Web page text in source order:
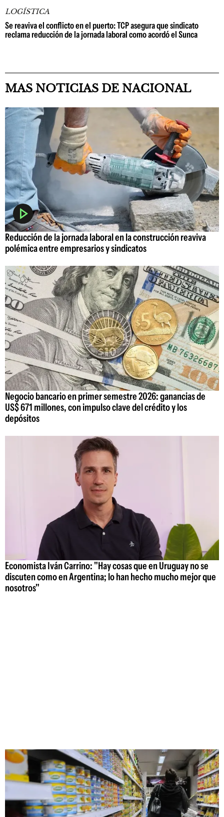
LOGÍSTICA
Se reaviva el conflicto en el puerto: TCP asegura que sindicato
reclama reducción de la jornada laboral como acordó el Sunca
MAS NOTICIAS DE NACIONAL
Reducción de la jornada laboral en la construcción reaviva
polémica entre empresarios y sindicatos
Negocio bancario en primer semestre 2026: ganancias de
US$ 671 millones, con impulso clave del crédito y los
depósitos
Economista Iván Carrino: "Hay cosas que en Uruguay no se
discuten como en Argentina; lo han hecho mucho mejor que
nosotros"